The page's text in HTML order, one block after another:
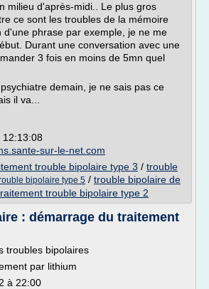
milieu d'après-midi.. Le plus gros
ce sont les troubles de la mémoire
d'une phrase par exemple, je ne me
Durant une conversation avec une
3 fois en moins de 5mn quel
demain, je ne sais pas ce
il va...
12:13:08
sur-le-net.com
trouble bipolaire type 3 / trouble
bipolaire type 5 / trouble bipolaire de
trouble bipolaire type 2
: démarrage du traitement
troubles bipolaires
par lithium
à 22:00